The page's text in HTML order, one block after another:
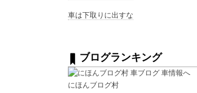
車は下取りに出すな
ブログランキング
にほんブログ村